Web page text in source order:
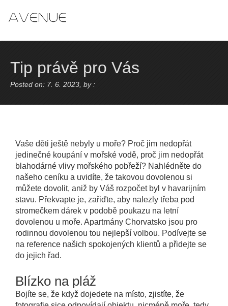
Tip právě pro Vás
Posted on: 7. 6. 2023, by :
Vaše děti ještě nebyly u moře? Proč jim nedopřát
jedinečné koupání v mořské vodě, proč jim nedopřát
blahodárné vlivy mořského pobřeží? Nahlédněte do
našeho ceníku a uvidíte, že takovou dovolenou si
můžete dovolit, aniž by Váš rozpočet byl v havarijním
stavu. Překvapte je, zařiďte, aby nalezly třeba pod
stromečkem dárek v podobě poukazu na letní
dovolenou u moře. Apartmány Chorvatsko jsou pro
rodinnou dovolenou tou nejlepší volbou. Podívejte se
na reference našich spokojených klientů a přidejte se
do jejich řad.
Blízko na pláž
Bojíte se, že když dojedete na místo, zjistíte, že